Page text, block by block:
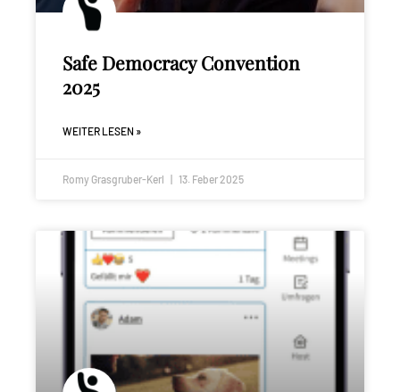
Safe Democracy Convention
2025
WEITER LESEN »
Romy Grasgruber-Kerl 13. Feber 2025